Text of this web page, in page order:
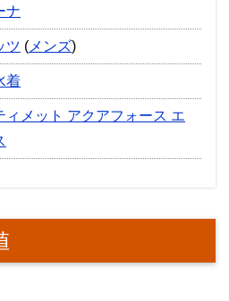
ナ
ツ ( メンズ)
着
ィメット アクアフォース エ